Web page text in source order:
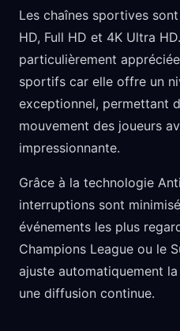
Les chaînes sportives
HD, Full HD et 4K Ultra
particulièrement
sportifs car elle offre un
exceptionnel, permettant
mouvement des joueurs
impressionnante.
Grâce à la technologie
interruptions sont
événements les plus
Champions League ou le
ajuste automatiquement
une diffusion continue.